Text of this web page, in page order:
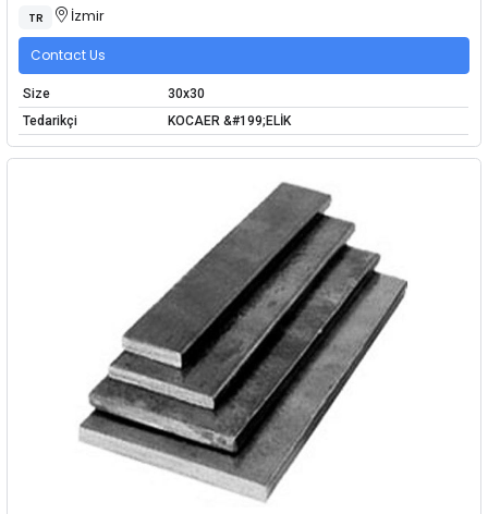
TR İzmir
Contact Us
Size
30x30
Tedarikçi
KOCAER &#199;ELİK